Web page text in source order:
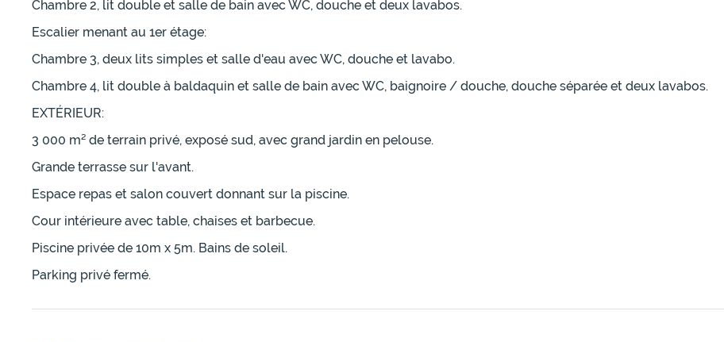
Chambre 2, lit double et salle de bain avec WC, douche et deux lavabos.
Escalier menant au 1er étage:
Chambre 3, deux lits simples et salle d'eau avec WC, douche et lavabo.
Chambre 4, lit double à baldaquin et salle de bain avec WC, baignoire / douche, douche séparée et deux lavabos.
EXTÉRIEUR:
3 000 m² de terrain privé, exposé sud, avec grand jardin en pelouse.
Grande terrasse sur l'avant.
Espace repas et salon couvert donnant sur la piscine.
Cour intérieure avec table, chaises et barbecue.
Piscine privée de 10m x 5m. Bains de soleil.
Parking privé fermé.